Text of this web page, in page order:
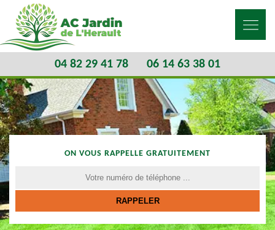
04 82 29 41 78 06 14 63 38 01
ON VOUS RAPPELLE GRATUITEMENT